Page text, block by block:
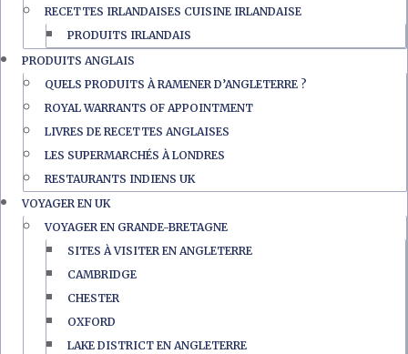
RECETTES IRLANDAISES CUISINE IRLANDAISE
PRODUITS IRLANDAIS
PRODUITS ANGLAIS
QUELS PRODUITS À RAMENER D’ANGLETERRE ?
ROYAL WARRANTS OF APPOINTMENT
LIVRES DE RECETTES ANGLAISES
LES SUPERMARCHÉS À LONDRES
RESTAURANTS INDIENS UK
VOYAGER EN UK
VOYAGER EN GRANDE-BRETAGNE
SITES À VISITER EN ANGLETERRE
CAMBRIDGE
CHESTER
OXFORD
LAKE DISTRICT EN ANGLETERRE